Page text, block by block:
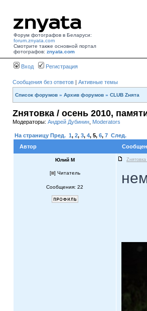
Форум фотографов в Беларуси:
forum.znyata.com
Смотрите также основной портал
фотографов: znyata.com
Вход Регистрация
Сообщения без ответов | Активные темы
Список форумов » Архив форумов » CLUB Zнята
Zнятовка / осень 2010,
Модераторы: Андрей Дубинин Moderators
На страницу Пред. 1, 2, 3, 4, 5, 6, 7 След.
Автор
Юлий М
[ ] Читатель
Сообщения: 22